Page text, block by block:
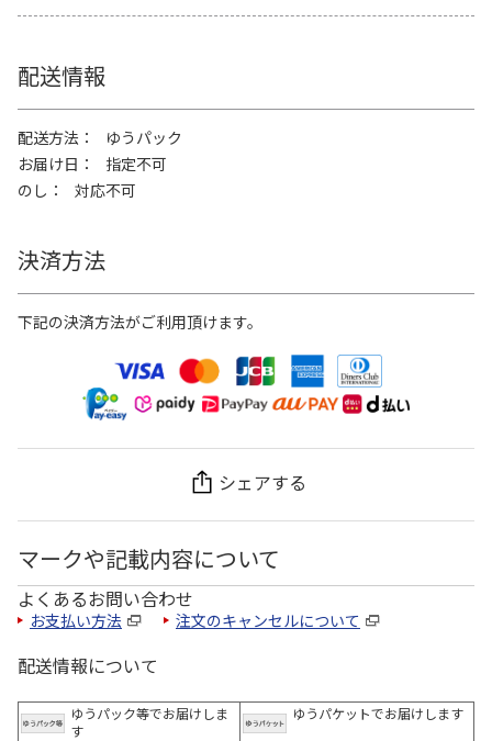
配送情報
配送方法
ゆうパック
お届け日
指定不可
のし
対応不可
決済方法
下記の決済方法がご利用頂けます。
シェアする
マークや記載内容について
よくあるお問い合わせ
お支払い方法 注文のキャンセルについて
配送情報について
ゆうパック等でお届けしま
す
ゆうパケットでお届けします